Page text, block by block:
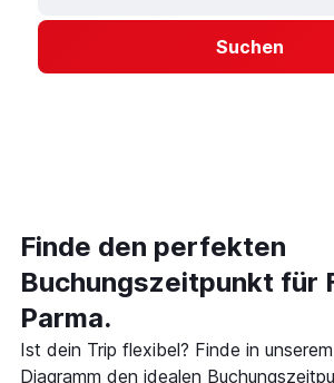
Suchen
Finde den perfekten
Buchungszeitpunkt für
Parma.
Ist dein Trip flexibel? Finde in
Diagramm den idealen